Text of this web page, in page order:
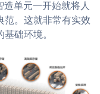
造单元一开始就将人
范。这就非常有实效
础环境。